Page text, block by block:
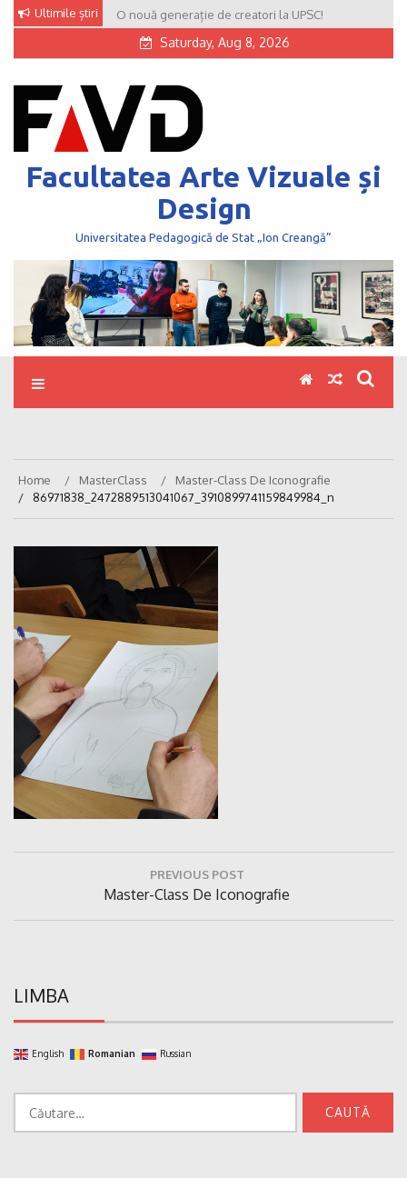
Skip
content
Ultimile știri O nouă generație de creatori la UPSC!
Saturday, Aug 8, 2026
Facultatea Arte Vizuale și
Design
Universitatea Pedagogică de Stat „Ion Creangă”
Home MasterClass
Master-Class De Iconografie
86971838_2472889513041067_3910899741159849984_n
PREVIOUS POST
Previous
Post:
Master-Class De Iconografie
LIMBA
English Romanian Russian